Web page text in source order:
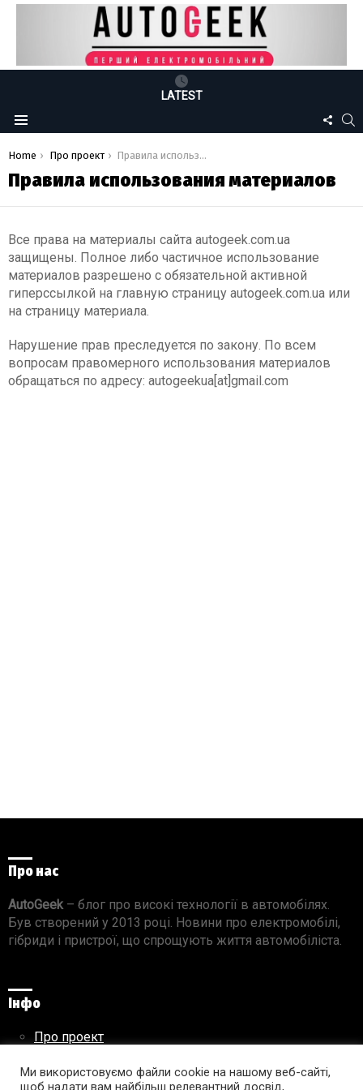
LATEST
Menu
US
You are here:
Home Про проект Правила использования материалов
Правила использования материалов
Все права на материалы сайта autogeek.com.ua
защищены. Полное либо частичное использование
материалов разрешено с обязательной активной
гиперссылкой на главную страницу autogeek.com.ua или
на страницу материала.
Нарушение прав преследуется по закону. По всем
вопросам правомерного использования материалов
обращаться по адресу: autogeekua[at]gmail.com
Про нас
AutoGeek– блог про високі технології в автомобілях.
Був створений у 2013 році. Новини про електромобілі,
гібриди і пристрої, що спрощують життя автомобіліста.
Інфо
Про проект
Правила використання матеріалів
Ми використовуємо файли cookie на нашому веб-сайті,
щоб надати вам найбільш релевантний досвід,